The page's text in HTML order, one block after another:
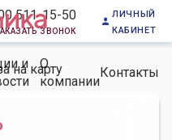
511-15-50
звонок
личный
кабинет
и
О
компании
Контакты
на карту